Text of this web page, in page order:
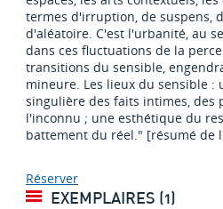
termes d'irruption, de suspens,
d'aléatoire. C'est l'urbanité, au
dans ces fluctuations de la
transitions du sensible,
mineure. Les lieux du sensible :
singulière des faits intimes, des
l'inconnu ; une esthétique du
battement du réel." [résumé de
Réserver
EXEMPLAIRES (1)